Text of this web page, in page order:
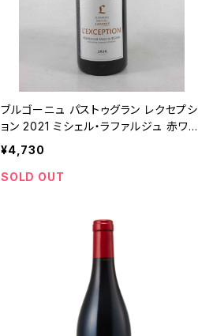
ブルゴーニュ パストゥグラン レクセプシ
ョン 2021 ミシェル・ラファルジュ 赤ワイ
ン ブルゴーニュ 750ml
¥4,730
SOLD OUT